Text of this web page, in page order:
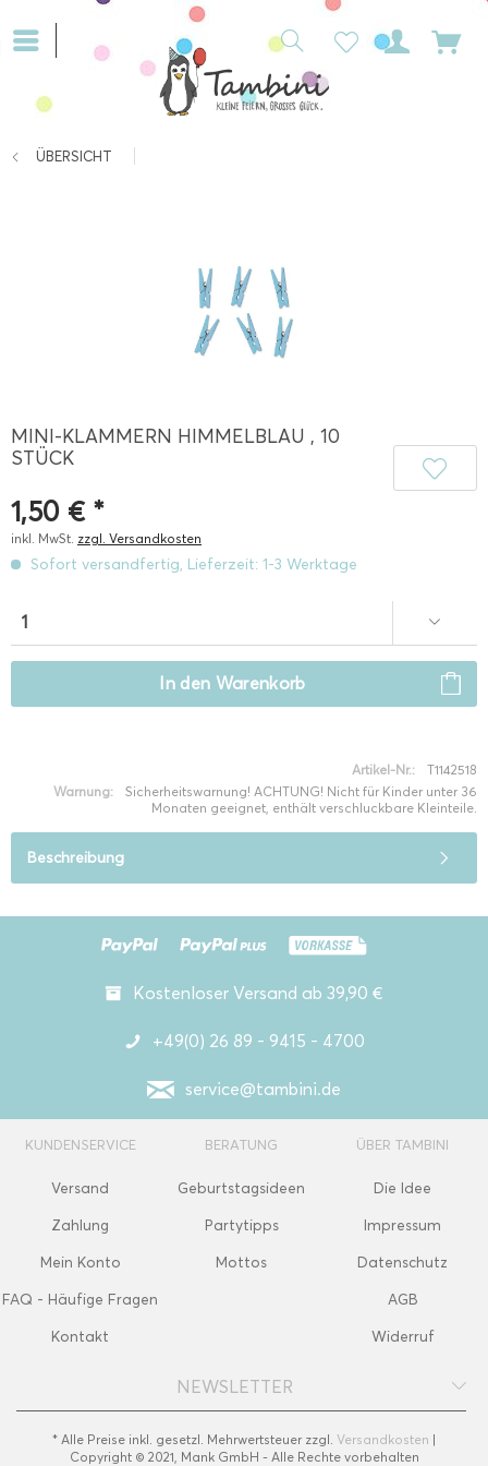
ÜBERSICHT
MINI-KLAMMERN HIMMELBLAU , 10
STÜCK
1,50 € *
inkl. MwSt. zzgl. Versandkosten
Sofort versandfertig, Lieferzeit: 1-3 Werktage
In den Warenkorb
Artikel-Nr.:
T1142518
Warnung:
Sicherheitswarnung! ACHTUNG! Nicht für Kinder unter 36
Monaten geeignet, enthält verschluckbare Kleinteile.
Beschreibung
Kostenloser Versand ab 39,90 €
+49(0) 26 89 - 9415 - 4700
service@tambini.de
KUNDENSERVICE
Versand
Zahlung
Mein Konto
FAQ - Häufige Fragen
Kontakt
BERATUNG
Geburtstagsideen
Partytipps
Mottos
ÜBER TAMBINI
Die Idee
Impressum
Datenschutz
AGB
Widerruf
NEWSLETTER
* Alle Preise inkl. gesetzl. Mehrwertsteuer zzgl. Versandkosten |
Copyright © 2021, Mank GmbH - Alle Rechte vorbehalten